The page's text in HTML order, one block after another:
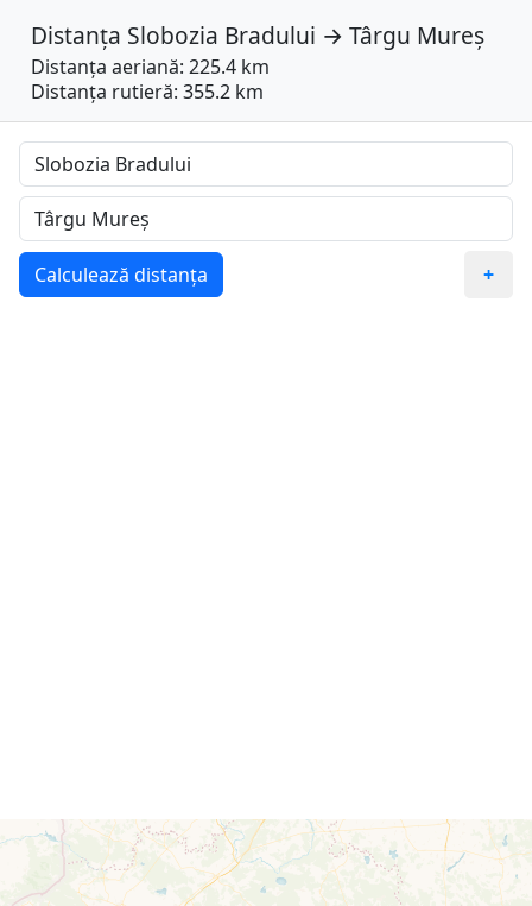
Distanța Slobozia Bradului → Târgu Mureș
Distanța aeriană: 225.4 km
Distanța rutieră: 355.2 km
Calculează distanța +